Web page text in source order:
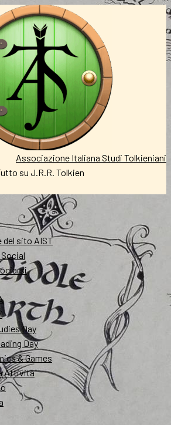
Associazione Italiana Studi Tolkieniani
su J.R.R. Tolkien
del sito AIST
Day
Day
& Games
Attività